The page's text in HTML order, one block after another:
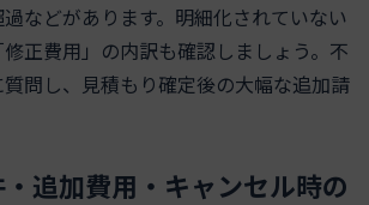
などがあります。明細化されていない
修正費用」の内訳も確認しましょう。不
問し、見積もり確定後の大幅な追加請
追加費用・キャンセル時の